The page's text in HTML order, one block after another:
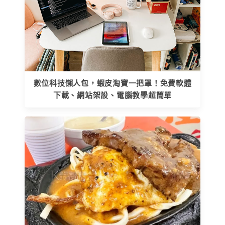
數位科技懶人包，蝦皮淘寶一把罩！免費軟體
下載、網站架設、電腦教學超簡單